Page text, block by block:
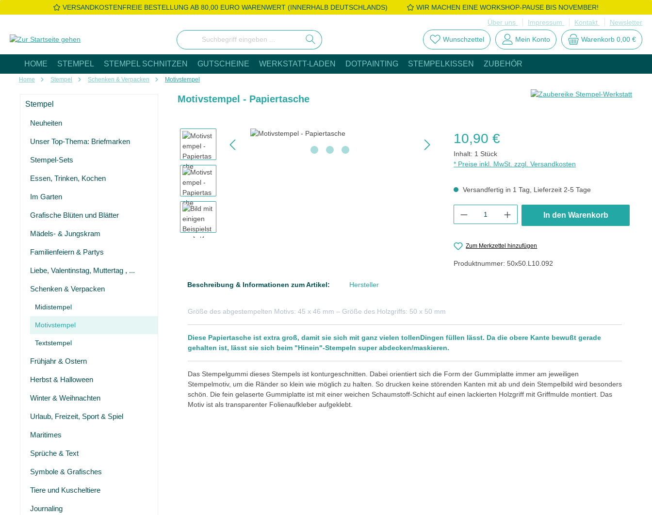
Hauptinhalt springen
Zur Suche springen
Zur Hauptnavigation springenVERSANDKOSTENFREIE BESTELLUNG AB 80,00 EURO WARENWERT (INNERHALB DEUTSCHLANDS)
WIR MACHEN EINE WORKSHOP-PAUSE BIS NOVEMBER!
Über uns
Impressum Kontakt Newsletter
Wunschzettel Mein Konto Warenkorb 0,00 €
HOME STEMPEL STEMPEL SCHNITZEN GUTSCHEINE WERKSTATT-LADEN DOTPAINTING STEMPELKISSEN ZUBEHÖR
Home Stempel Schenken & Verpacken Motivstempel
Stempel
Neuheiten
Unser Top-Thema: Briefmarken
Stempel-Sets
Essen, Trinken, Kochen
Im Garten
Grafische Blüten und Blätter
Mädels- & Jungskram
Familienfeiern & Partys
Liebe, Valentinstag, Muttertag , ...
Schenken & Verpacken
Midistempel
Motivstempel
Textstempel
Frühjahr & Ostern
Herbst & Halloween
Winter & Weihnachten
Urlaub, Freizeit, Sport & Spiel
Maritimes
Sprüche & Text
Symbole & Grafisches
Tiere und Kuscheltiere
Journaling
Motivstempel - Papiertasche
Bildergalerie überspringen Regulärer Preis:
10,90 €
Inhalt: 1 Stück
* Preise inkl. MwSt. zzgl. Versandkosten
Versandfertig in 1 Tag, Lieferzeit 2-5 Tage
In den Warenkorb
Zum Merkzettel hinzufügen
Produktnummer:50x50.L10.092
Beschreibung & Informationen zum Artikel: Hersteller
Größe des abgestempelten Motivs: 45 x 46 mm – Größe des Holzgriffs: 50 x 50 mm
Diese Papiertasche ist extra groß, damit sie sich mit ganz vielen tollenDingen füllen lässt. Da die obere Kante bewußt gerade
gehalten ist, lässt sie sich beim "Hinein"-Stempeln super abdecken/maskieren.
Das Stempelgummi dieses Stempels ist konturgeschnitten. Dabei orientiert sich die Form der Gummiplatte immer am jeweiligen
Stempelmotiv, um die Ränder so klein wie möglich zu halten. So drucken keine störenden Kanten mit ab und dein Stempelbild wird besonders
schön. Die fein gelaserte Gummiplatte ist mit einer weichen Schaumstoff-Schicht auf einen lackierten Holzgriff mit Griffmulde montiert. Das
Motiv ist als transparenter Folienaufkleber aufgeklebt.